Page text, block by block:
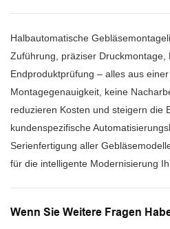
Halbautomatische
Zuführung, präziser Druckmontage,
Endproduktprüfung – alles aus
Montagegenauigkeit, keine
reduzieren Kosten und steigern die
kundenspezifische
Serienfertigung aller
für die intelligente Modernisierung
Wenn Sie Weitere Fragen